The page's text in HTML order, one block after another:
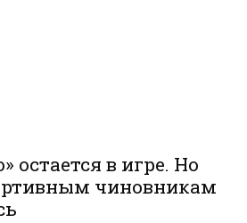
остается в игре. Но
чиновникам